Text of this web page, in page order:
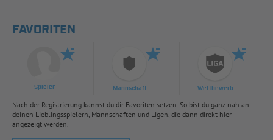
FAVORITEN
Spieler Mannschaft Wettbewerb
Nach der Registrierung kannst du dir Favoriten setzen. So bist du ganz nah an
deinen Lieblingsspielern, Mannschaften und Ligen, die dann direkt hier
angezeigt werden.